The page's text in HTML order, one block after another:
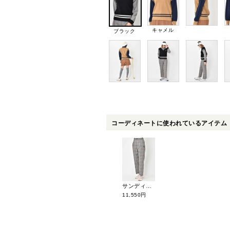
ブラック キャメル
コーディネートに使われているアイテム
11,550円